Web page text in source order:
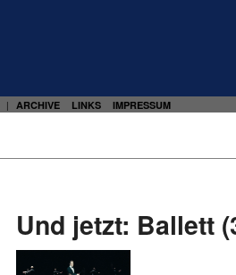
| ARCHIVE LINKS IMPRESSUM
Und jetzt: Ballett